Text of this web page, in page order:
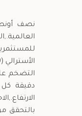
التضخم